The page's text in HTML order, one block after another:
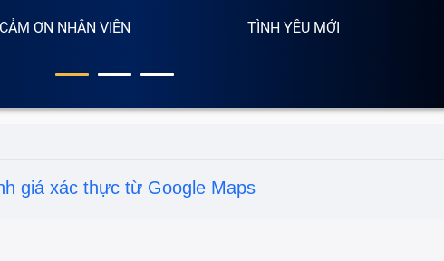
CẢM ƠN NHÂN VIÊN TÌNH YÊU MỚI
giá xác thực từ Google Maps